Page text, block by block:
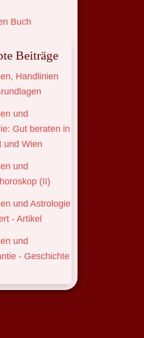
Beiträge
Handlinien
und
Gut beraten in
und Wien
und
(II)
und Astrologie
- Artikel
und
- Geschichte